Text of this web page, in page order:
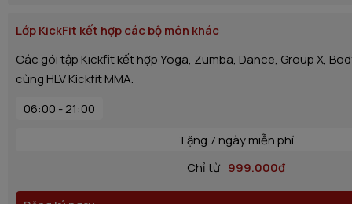
Lớp KickFit kết hợp các bộ môn khác
Các gói tập Kickfit kết hợp Yoga, Zumba, Dance, Group X,
cùng HLV Kickfit MMA.
06:00 - 21:00
Tặng 7 ngày miễn phí
Chỉ từ 999.000đ